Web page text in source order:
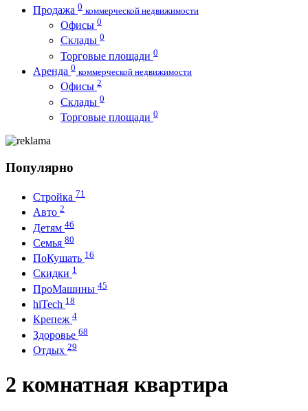
Продажа 0 коммерческой недвижимости
Офисы 0
Склады 0
Торговые площади 0
Аренда 0 коммерческой недвижимости
Офисы 2
Склады 0
Торговые площади 0
Популярно
Стройка 71
Авто 2
Детям 46
Семья 80
ПоКушать 16
Скидки 1
ПроМашины 45
hiTech 18
Крепеж 4
Здоровье 68
Отдых 29
2 комнатная квартира